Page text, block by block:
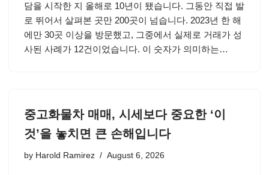
담을 시작한 지 올해로 10년이 됐습니다. 그동안 직접 발
로 뛰어서 살펴본 곳만 200곳이 넘습니다. 2023년 한 해
에만 30곳 이상을 방문했고, 그중에서 실제로 거래가 성
사된 사례가 12건이었습니다. 이 숫자가 의미하는…
중고화물차 매매, 시세보다 중요한 ‘이
것’을 놓치면 큰 손해입니다
by Harold Ramirez August 6, 2026